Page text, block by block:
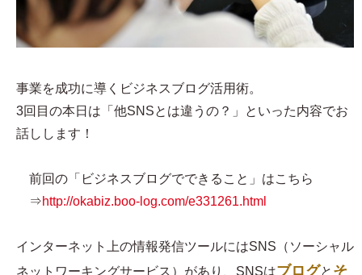
事業を成功に導くビジネスブログ活用術。
3回目の本日は「他SNSとは違うの？」といった内容でお
話しします！
前回の「ビジネスブログでできること」はこちら
⇒http://okabiz.boo-log.com/e331261.html
インターネット上の情報発信ツールにはSNS（ソーシャル
ネットワーキングサービス）があり、SNSはブログと そ